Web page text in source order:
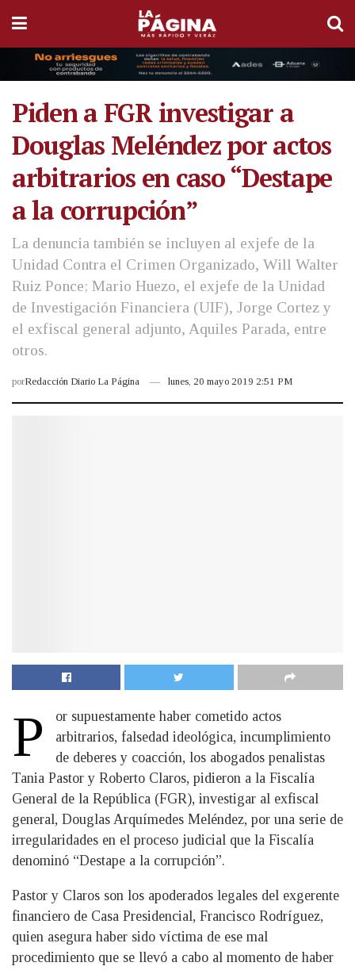
Piden a FGR investigar a
Douglas Meléndez por actos
arbitrarios en caso “Destape
a la corrupción”
La denuncia también se incluyen al exjefe de la
Unidad Contra el Crimen Organizado, Will Walter
Ruiz Ponce; Mario Huezo, el exjefe de la Unidad
de Investigación Financiera (UIF), Jorge Cortez y
el exfiscal general adjunto, Aquiles Parada, entre
otros.
porRedacción Diario La Página lunes, 20 mayo 2019 2:51 PM
P
or supuestamente haber cometido actos
arbitrarios, falsedad ideológica, incumplimiento
de deberes y coacción, los abogados penalistas
Tania Pastor y Roberto Claros, pidieron a la Fiscalía
General de la República (FGR), investigar al exfiscal
general, Douglas Arquímedes Meléndez, por una serie de
irregularidades en el proceso judicial que la Fiscalía
denominó “Destape a la corrupción”.
Pastor y Claros son los apoderados legales del exgerente
financiero de Casa Presidencial, Francisco Rodríguez,
quien asegura haber sido víctima de ese mal
procedimiento que se llevó a cabo al momento de haber